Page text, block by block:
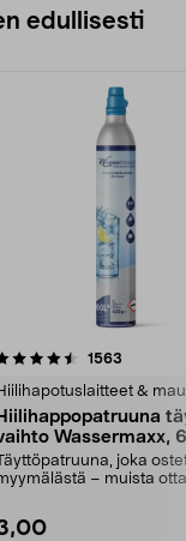
edullisesti
1563
&
Hiilihappopatruuna
Wassermaxx,
joka
– muista
4.5viidestä